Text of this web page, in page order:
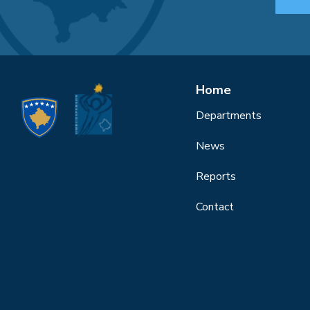
Home
Departments
News
Reports
Contact